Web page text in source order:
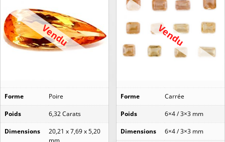
Vendu
Forme Poire
Poids 6,32 Carats
Dimensions
20,21 x 7,69 x 5,20
mm
Vendu
Forme Carrée
Poids 6×4 / 3×3 mm
Dimensions 6×4 / 3×3 mm